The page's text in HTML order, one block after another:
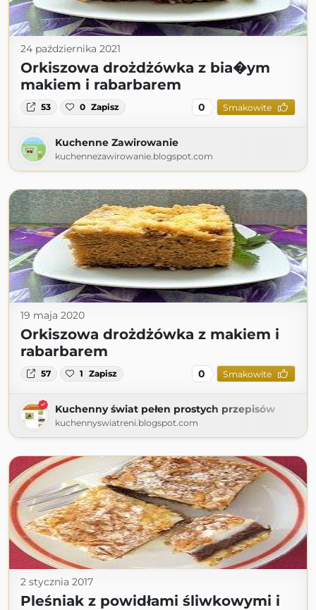
24 października 2021
Orkiszowa drożdżówka z bia�ym
makiem i rabarbarem
53 0 Zapisz 0 Smakowite
Kuchenne Zawirowanie
kuchennezawirowanie.blogspot.com
19 maja 2020
Orkiszowa drożdżówka z makiem i
rabarbarem
57 1 Zapisz 0 Smakowite
Kuchenny świat pełen prostych przepisów
kuchennyswiatreni.blogspot.com
2 stycznia 2017
Pleśniak z powidłami śliwkowymi i